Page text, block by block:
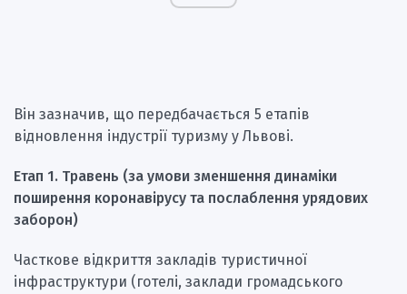
Він зазначив, що передбачається 5 етапів
відновлення індустрії туризму у Львові.
Етап 1. Травень (за умови зменшення динаміки
поширення коронавірусу та послаблення урядових
заборон)
Часткове відкриття закладів туристичної
інфраструктури (готелі, заклади громадського